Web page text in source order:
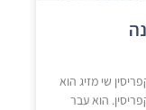
שי מזיג הוא
עם ניסיון של מעל 15 שנה בקפריסין. הוא עבר